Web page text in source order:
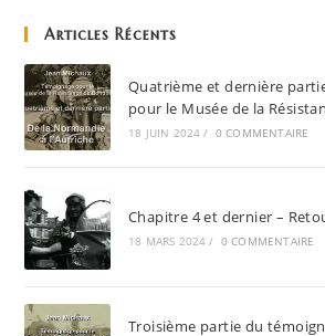
Articles Récents
Quatrième et dernière
pour le Musée de la
18 JUIN 2024 / 0 COMMENTAIRE
Chapitre 4 et dernier –
18 MARS 2024 / 0 COMMENTAIRE
Troisième partie du